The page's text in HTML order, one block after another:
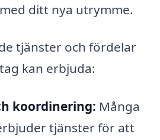
ditt nya utrymme.
tjänster och fördelar
kan erbjuda:
koordinering: Många
tjänster för att